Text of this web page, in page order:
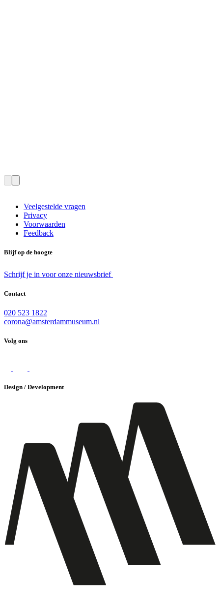
Veelgestelde vragen
Privacy
Voorwaarden
Feedback
Blijf op de hoogte
Schrijf je in voor onze nieuwsbrief
Contact
020 523 1822
corona@amsterdammuseum.nl
Volg ons
Design / Development